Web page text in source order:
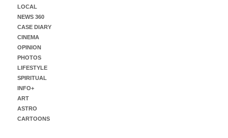
LOCAL
NEWS 360
CASE DIARY
CINEMA
OPINION
PHOTOS
LIFESTYLE
SPIRITUAL
INFO+
ART
ASTRO
CARTOONS